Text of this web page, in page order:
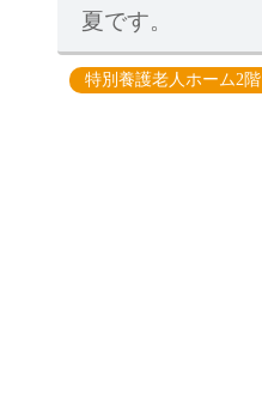
夏です。
特別養護老人ホーム2階